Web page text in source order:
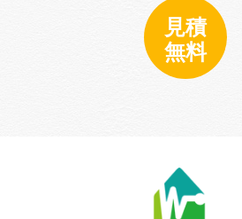
見積
無料